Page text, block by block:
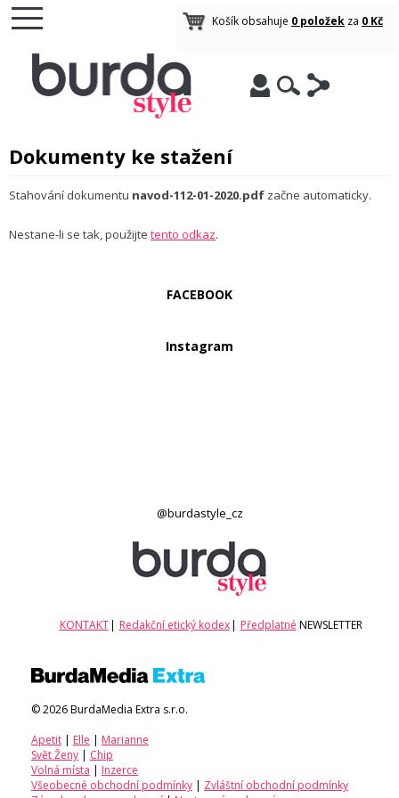
Košík obsahuje 0 položek za 0 Kč
Dokumenty ke stažení
Stahování dokumentu navod-112-01-2020.pdf začne automaticky.
Nestane-li se tak, použijte tento odkaz.
FACEBOOK
Instagram
@burdastyle_cz
KONTAKT | Redakční etický kodex | Předplatné NEWSLETTER
© 2026 BurdaMedia Extra s.r.o.
Apetit | Elle | Marianne
Svět Ženy | Chip
Volná místa | Inzerce
Všeobecné obchodní podmínky | Zvláštní obchodní podmínky